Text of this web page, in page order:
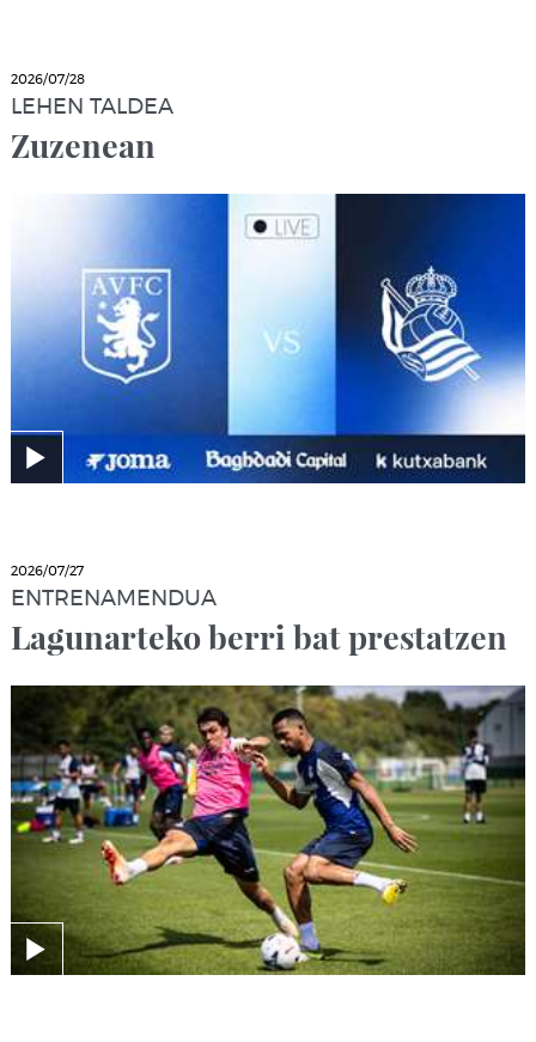
2026/07/28
LEHEN TALDEA
Zuzenean
2026/07/27
ENTRENAMENDUA
Lagunarteko berri bat prestatzen